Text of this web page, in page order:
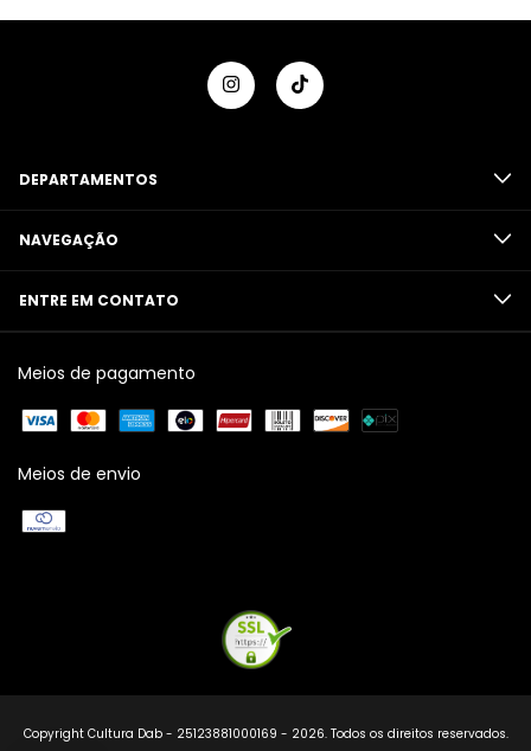
DEPARTAMENTOS
NAVEGAÇÃO
ENTRE EM CONTATO
Meios de pagamento
Meios de envio
Copyright Cultura Dab - 25123881000169 - 2026. Todos os direitos reservados.